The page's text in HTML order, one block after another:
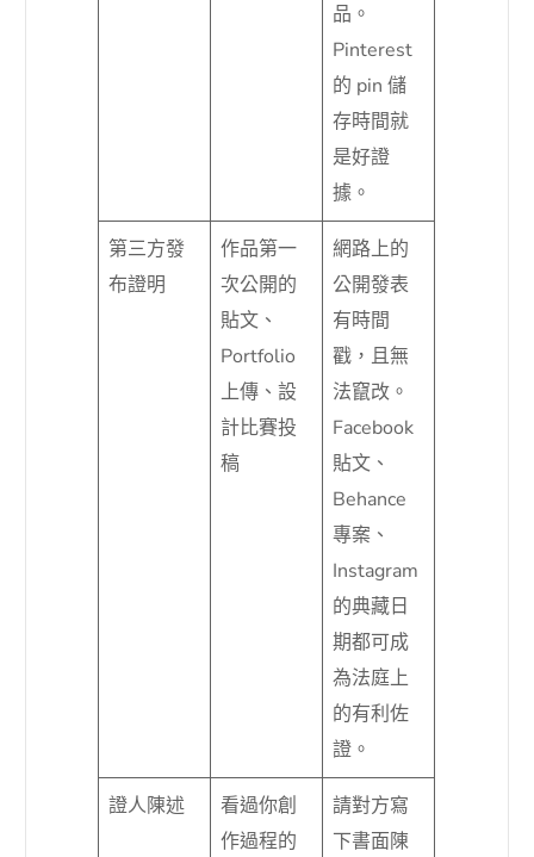
品。
Pinterest
的 pin 儲
存時間就
是好證
據。
第三方發
布證明
作品第一
次公開的
貼文、
Portfolio
上傳、設
計比賽投
稿
網路上的
公開發表
有時間
戳，且無
法竄改。
Facebook
貼文、
Behance
專案、
Instagram
的典藏日
期都可成
為法庭上
的有利佐
證。
證人陳述
看過你創
作過程的
請對方寫
下書面陳